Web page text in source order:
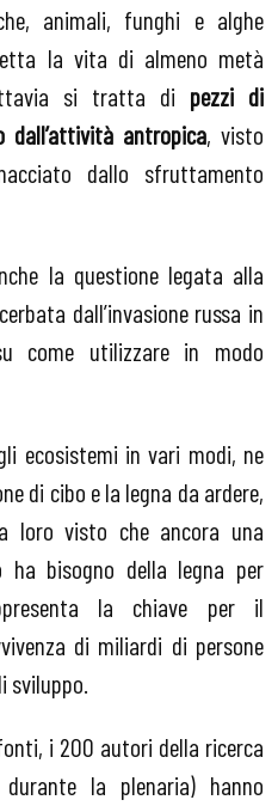
animali, funghi e alghe
la vita di almeno metà
si tratta di pezzi di
dall’attività antropica, visto
dallo sfruttamento
la questione legata alla
dall’invasione russa in
come utilizzare in modo
ecosistemi in vari modi, ne
di cibo e la legna da ardere,
loro visto che ancora una
bisogno della legna per
la chiave per il
di miliardi di persone
sviluppo.
i 200 autori della ricerca
la plenaria) hanno